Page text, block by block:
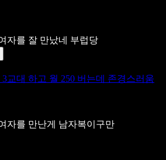
자를 잘 만났네 부럽당
교대 하고 월 250 버는데 존경스러움
자를 만난게 남자복이구만